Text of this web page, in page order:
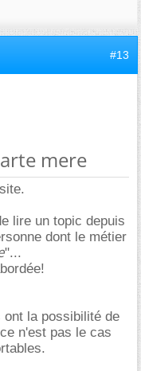
#13
mere
lire un topic depuis
dont le métier
"...
ont la possibilité de
n'est pas le cas